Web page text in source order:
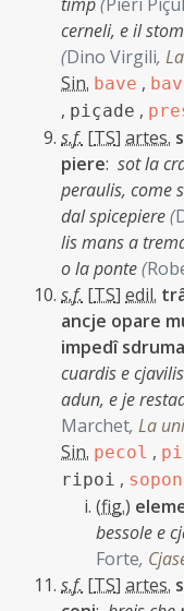
cerneli, e il
(Dino Virgili,
Sin. bave ,
, piçade ,
s.f. [TS] artes.
piere: sot la
peraulis, come
dal spicepiere(
lis mans a
o la ponte(
s.f. [TS] edil.
ancje opare
impedî
cuardis e
adun, e je
Marchet, La
Sin. pecol ,
ripoi ,
(fig.)
bessole e
Forte,
s.f. [TS] artes.